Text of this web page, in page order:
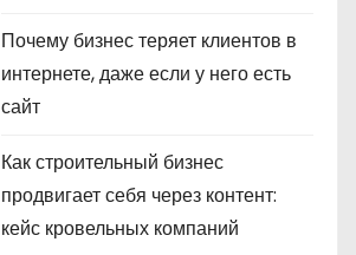
Почему бизнес теряет клиентов в
интернете, даже если у него есть
сайт
Как строительный бизнес
продвигает себя через контент:
кейс кровельных компаний